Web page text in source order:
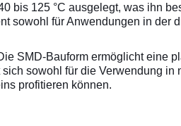
bis 125 °C ausgelegt, was ihn
sowohl für Anwendungen in der
SMD-Bauform ermöglicht eine
sowohl für die Verwendung in
profitieren können.